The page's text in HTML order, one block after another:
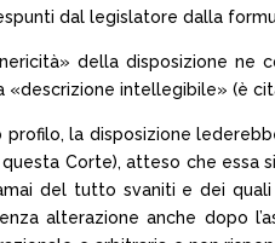
dal legislatore dalla
della disposizione ne
«descrizione intellegibile» (è
la disposizione
Corte), atteso che essa
del tutto svaniti e dei
alterazione anche dopo